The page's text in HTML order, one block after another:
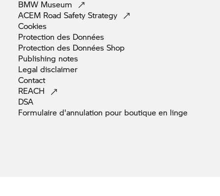
BMW Museum
ACEM Road SafetyStrategy
Cookies
Protection des Données
Protection des DonnéesShop
Publishing notes
Legaldisclaimer
Contact
REACH
DSA
Formulaire d'annulation pour boutique en linge